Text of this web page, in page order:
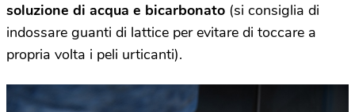
soluzione di acqua e bicarbonato (si consiglia di
indossare guanti di lattice per evitare di toccare a
propria volta i peli urticanti).